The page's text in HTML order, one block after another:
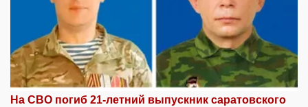
На СВО погиб 21-летний выпускник саратовского